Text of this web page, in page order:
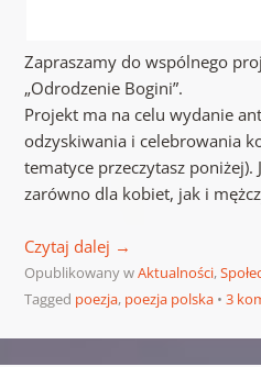
Zapraszamy do wspólnego
„Odrodzenie Bogini”.
Projekt ma na celu wydanie
odzyskiwania i celebrowania
tematyce przeczytasz
zarówno dla kobiet, jak i
Czytaj dalej →
Opublikowany wAktualności,
Tagged poezja, poezja polska 3